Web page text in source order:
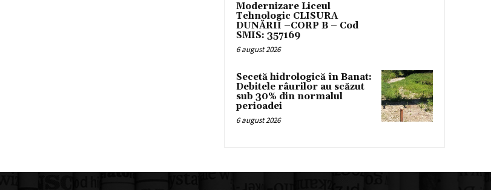
Modernizare Liceul
Tehnologic CLISURA
DUNĂRII –CORP B – Cod
SMIS: 357169
6 august 2026
Secetă hidrologică în Banat:
Debitele râurilor au scăzut
sub 30% din normalul
perioadei
6 august 2026